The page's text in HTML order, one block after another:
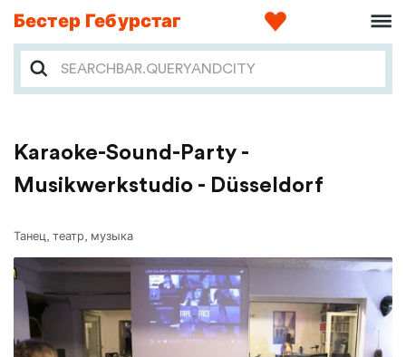
Бестер Гебурстаг
Karaoke-Sound-Party -
Musikwerkstudio - Düsseldorf
Танец, театр, музыка